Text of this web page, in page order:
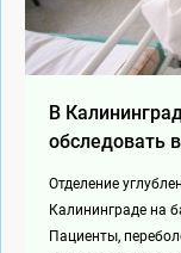
В
обследовать
Отделение
Калининграде на
Пациенты,